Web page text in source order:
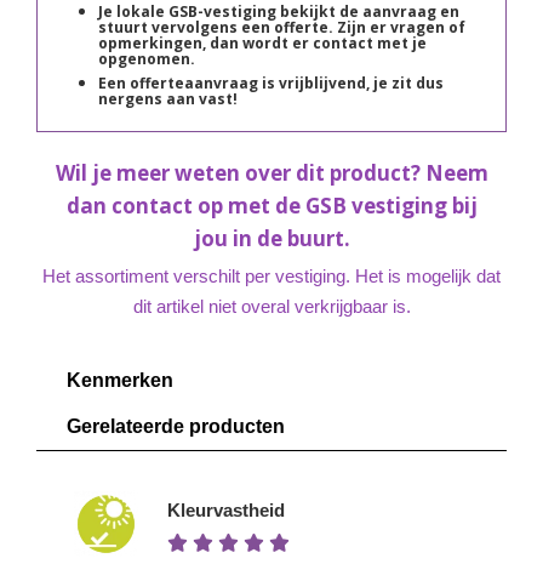
Je lokale GSB-vestiging bekijkt de aanvraag en
stuurt vervolgens een offerte. Zijn er vragen of
opmerkingen, dan wordt er contact met je
opgenomen.
Een offerteaanvraag is vrijblijvend, je zit dus
nergens aan vast!
Wil je meer weten over dit product? Neem
dan contact op met de GSB vestiging bij
jou in de buurt.
Het assortiment verschilt per vestiging. Het is mogelijk dat
dit artikel niet overal verkrijgbaar is.
Kenmerken
Gerelateerde producten
Kleurvastheid